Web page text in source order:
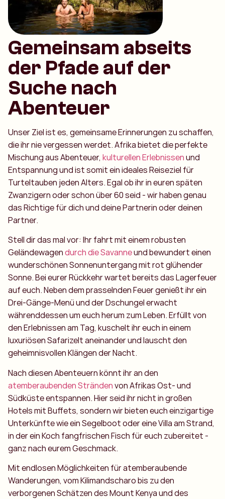
Gemeinsam abseits
der Pfade auf der
Suche nach
Abenteuer
Unser Ziel ist es, gemeinsame Erinnerungen zu schaffen,
die ihr nie vergessen werdet. Afrika bietet die perfekte
Mischung aus Abenteuer, kulturellen Erlebnissenund
Entspannung und ist somit ein ideales Reiseziel für
Turteltauben jeden Alters. Egal ob ihr in euren späten
Zwanzigern oder schon über 60 seid - wir haben genau
das Richtige für dich und deine Partnerin oder deinen
Partner.
Stell dir das mal vor: Ihr fahrt mit einem robusten
Geländewagendurch die Savanneund bewundert einen
wunderschönen Sonnenuntergang mit rot glühender
Sonne. Bei eurer Rückkehr wartet bereits das Lagerfeuer
auf euch. Neben dem prasselnden Feuer genießt ihr ein
Drei-Gänge-Menü und der Dschungel erwacht
währenddessen um euch herum zum Leben. Erfüllt von
den Erlebnissen am Tag, kuschelt ihr euch in einem
luxuriösen Safarizelt aneinander und lauscht den
geheimnisvollen Klängen der Nacht.
Nach diesen Abenteuern könnt ihr an den
atemberaubenden Strändenvon Afrikas Ost- und
Südküste entspannen. Hier seid ihr nicht in großen
Hotels mit Buffets, sondern wir bieten euch einzigartige
Unterkünfte wie ein Segelboot oder eine Villa am Strand,
in der ein Koch fangfrischen Fisch für euch zubereitet -
ganz nach eurem Geschmack.
Mit endlosen Möglichkeiten für atemberaubende
Wanderungen, vom Kilimandscharo bis zu den
verborgenen Schätzen des Mount Kenya und des